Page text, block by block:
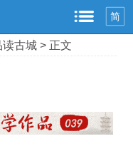
简
读古城 > 正文